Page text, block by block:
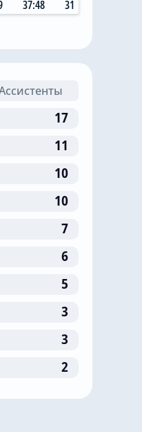
дядя» в
37:48 31
17
11
10
10
7
6
5
3
3
2